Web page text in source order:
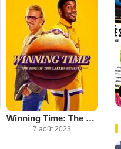
Winning Time: The Rise of the Lakers Dynasty
7 août 2023